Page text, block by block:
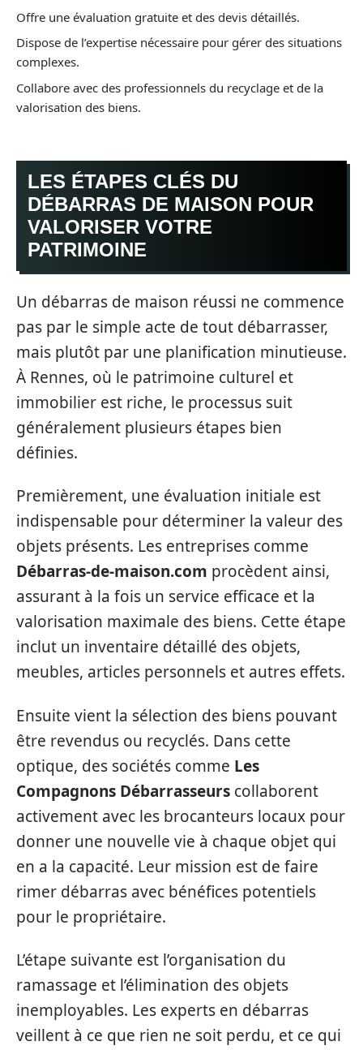
Offre une évaluation gratuite et des devis détaillés.
Dispose de l’expertise nécessaire pour gérer des situations
complexes.
Collabore avec des professionnels du recyclage et de la
valorisation des biens.
LES ÉTAPES CLÉS DU
DÉBARRAS DE MAISON POUR
VALORISER VOTRE
PATRIMOINE
Un débarras de maison réussi ne commence
pas par le simple acte de tout débarrasser,
mais plutôt par une planification minutieuse.
À Rennes, où le patrimoine culturel et
immobilier est riche, le processus suit
généralement plusieurs étapes bien
définies.
Premièrement, une évaluation initiale est
indispensable pour déterminer la valeur des
objets présents. Les entreprises comme
Débarras-de-maison.com procèdent ainsi,
assurant à la fois un service efficace et la
valorisation maximale des biens. Cette étape
inclut un inventaire détaillé des objets,
meubles, articles personnels et autres effets.
Ensuite vient la sélection des biens pouvant
être revendus ou recyclés. Dans cette
optique, des sociétés comme Les
Compagnons Débarrasseurs collaborent
activement avec les brocanteurs locaux pour
donner une nouvelle vie à chaque objet qui
en a la capacité. Leur mission est de faire
rimer débarras avec bénéfices potentiels
pour le propriétaire.
L’étape suivante est l’organisation du
ramassage et l’élimination des objets
inemployables. Les experts en débarras
veillent à ce que rien ne soit perdu, et ce qui